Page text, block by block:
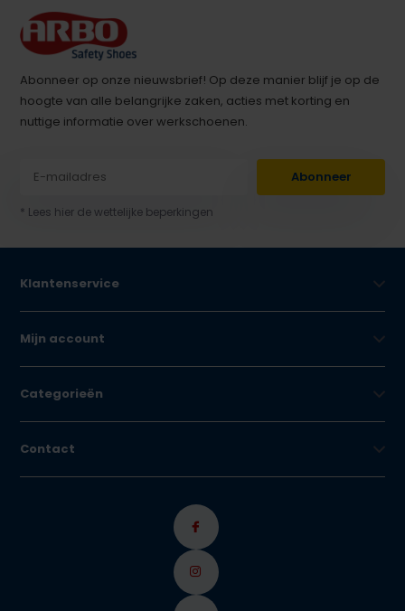
Abonneer op onze nieuwsbrief! Op deze manier blijf je op de
hoogte van alle belangrijke zaken, acties met korting en
nuttige informatie over werkschoenen.
Abonneer
* Lees hier de wettelijke beperkingen
Klantenservice
Mijn account
Categorieën
Contact